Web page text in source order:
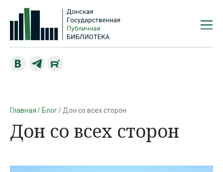
Главная Блог Дон со всех сторон
Дон со всех сторон